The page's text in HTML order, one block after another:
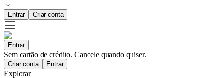
Entrar Criar conta
Entrar
Sem cartão de crédito. Cancele quando quiser.
Criar conta Entrar
Explorar